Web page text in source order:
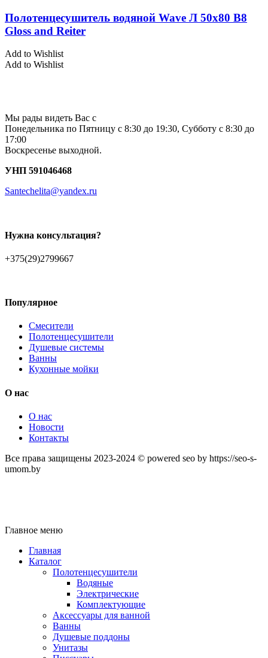
Полотенцесушитель водяной Wave Л 50х80 В8
Gloss and Reiter
Add to Wishlist
Add to Wishlist
Мы рады видеть Вас с
Понедельника по Пятницу с 8:30 до 19:30, Субботу с 8:30 до
17:00
Воскресенье выходной.
УНП 591046468
Santechelita@yandex.ru
Нужна консультация?
+375(29)2799667
Популярное
Смесители
Полотенцесушители
Душевые системы
Ванны
Кухонные мойки
О нас
О нас
Новости
Контакты
Все права защищены 2023-2024 © powered seo by https://seo-s-
umom.by
Главное меню
Главная
Каталог
Полотенцесушители
Водяные
Электрические
Комплектующие
Аксессуары для ванной
Ванны
Душевые поддоны
Унитазы